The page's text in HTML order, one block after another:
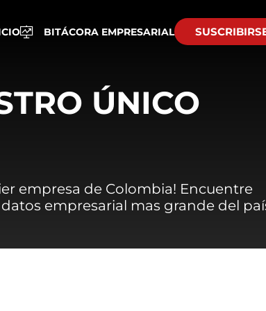
BITÁCORA EMPRESARIAL
ÚNICO
empresa de Colombia! Encuentre
empresarial mas grande del